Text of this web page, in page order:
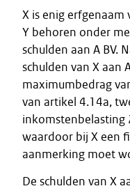
X is enig erfgenaam
Y behoren onder
schulden aan A BV.
schulden van X aan
maximumbedrag
van artikel 4.14a,
inkomstenbelasting
waardoor bij X een
aanmerking moet
De schulden van X